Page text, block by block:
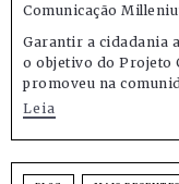
Comunicação
Garantir a cidadania
o objetivo do Projeto
promoveu na
Leia